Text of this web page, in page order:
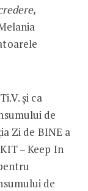
și ca
de
Zi de BINE a
– Keep In
de